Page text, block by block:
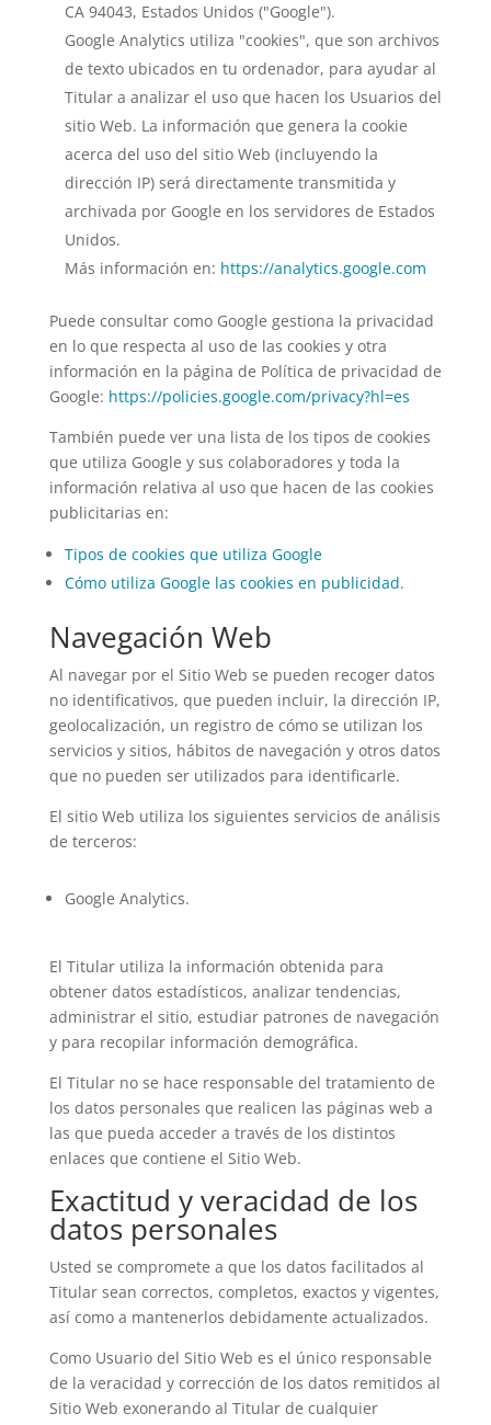
CA 94043, Estados Unidos ("Google").
Google Analytics utiliza "cookies", que son archivos
de texto ubicados en tu ordenador, para ayudar al
Titular a analizar el uso que hacen los Usuarios del
sitio Web. La información que genera la cookie
acerca del uso del sitio Web (incluyendo la
dirección IP) será directamente transmitida y
archivada por Google en los servidores de Estados
Unidos.
Más información en: https://analytics.google.com
Puede consultar como Google gestiona la privacidad
en lo que respecta al uso de las cookies y otra
información en la página de Política de privacidad de
Google: https://policies.google.com/privacy?hl=es
También puede ver una lista de los tipos de cookies
que utiliza Google y sus colaboradores y toda la
información relativa al uso que hacen de las cookies
publicitarias en:
Tipos de cookies que utiliza Google
Cómo utiliza Google las cookies en publicidad.
Navegación Web
Al navegar por el Sitio Web se pueden recoger datos
no identificativos, que pueden incluir, la dirección IP,
geolocalización, un registro de cómo se utilizan los
servicios y sitios, hábitos de navegación y otros datos
que no pueden ser utilizados para identificarle.
El sitio Web utiliza los siguientes servicios de análisis
de terceros:
Google Analytics.
El Titular utiliza la información obtenida para
obtener datos estadísticos, analizar tendencias,
administrar el sitio, estudiar patrones de navegación
y para recopilar información demográfica.
El Titular no se hace responsable del tratamiento de
los datos personales que realicen las páginas web a
las que pueda acceder a través de los distintos
enlaces que contiene el Sitio Web.
Exactitud y veracidad de los
datos personales
Usted se compromete a que los datos facilitados al
Titular sean correctos, completos, exactos y vigentes,
así como a mantenerlos debidamente actualizados.
Como Usuario del Sitio Web es el único responsable
de la veracidad y corrección de los datos remitidos al
Sitio Web exonerando al Titular de cualquier